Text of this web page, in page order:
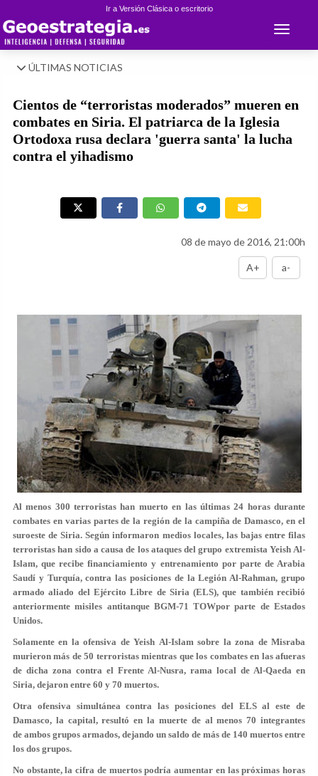
Ir a Versión Clásica o escritorio
Toggle
ÚLTIMAS NOTICIAS
Cientos de “terroristas moderados” mueren en
combates en Siria. El patriarca de la Iglesia
Ortodoxa rusa declara 'guerra santa' la lucha
contra el yihadismo
08 de mayo de 2016, 21:00h
A+ a-
Al menos 300 terroristas han muerto en las últimas 24 horas durante
combates en varias partes de la región de la campiña de Damasco, en el
suroeste de Siria. Según informaron medios locales, las bajas entre filas
terroristas han sido a causa de los ataques del grupo extremista Yeish Al-
Islam, que recibe financiamiento y entrenamiento por parte de Arabia
Saudí y Turquía, contra las posiciones de la Legión Al-Rahman, grupo
armado aliado del Ejército Libre de Siria (ELS), que también recibió
anteriormente misiles antitanque BGM-71 TOWpor parte de Estados
Unidos.
Solamente en la ofensiva de Yeish Al-Islam sobre la zona de Misraba
murieron más de 50 terroristas mientras que los combates en las afueras
de dicha zona contra el Frente Al-Nusra, rama local de Al-Qaeda en
Siria, dejaron entre 60 y 70 muertos.
Otra ofensiva simultánea contra las posiciones del ELS al este de
Damasco, la capital, resultó en la muerte de al menos 70 integrantes
de ambos grupos armados, dejando un saldo de más de 140 muertos entre
los dos grupos.
No obstante, la cifra de muertos podría aumentar en las próximas horas